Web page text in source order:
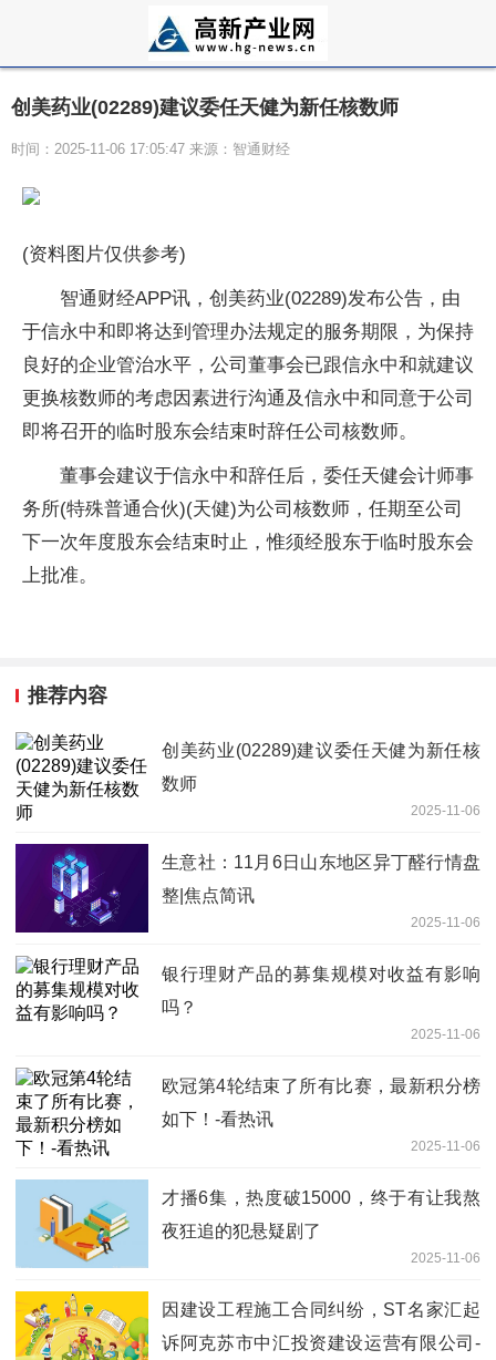
创美药业(02289)建议委任天健为新任核数师
时间：2025-11-06 17:05:47 来源：智通财经
(资料图片仅供参考)
智通财经APP讯，创美药业(02289)发布公告，由
于信永中和即将达到管理办法规定的服务期限，为保持
良好的企业管治水平，公司董事会已跟信永中和就建议
更换核数师的考虑因素进行沟通及信永中和同意于公司
即将召开的临时股东会结束时辞任公司核数师。
董事会建议于信永中和辞任后，委任天健会计师事
务所(特殊普通合伙)(天健)为公司核数师，任期至公司
下一次年度股东会结束时止，惟须经股东于临时股东会
上批准。
推荐内容
创美药业(02289)建议委任天健为新任核
数师
2025-11-06
生意社：11月6日山东地区异丁醛行情盘
整|焦点简讯
2025-11-06
银行理财产品的募集规模对收益有影响
吗？
2025-11-06
欧冠第4轮结束了所有比赛，最新积分榜
如下！-看热讯
2025-11-06
才播6集，热度破15000，终于有让我熬
夜狂追的犯悬疑剧了
2025-11-06
因建设工程施工合同纠纷，ST名家汇起
诉阿克苏市中汇投资建设运营有限公司-